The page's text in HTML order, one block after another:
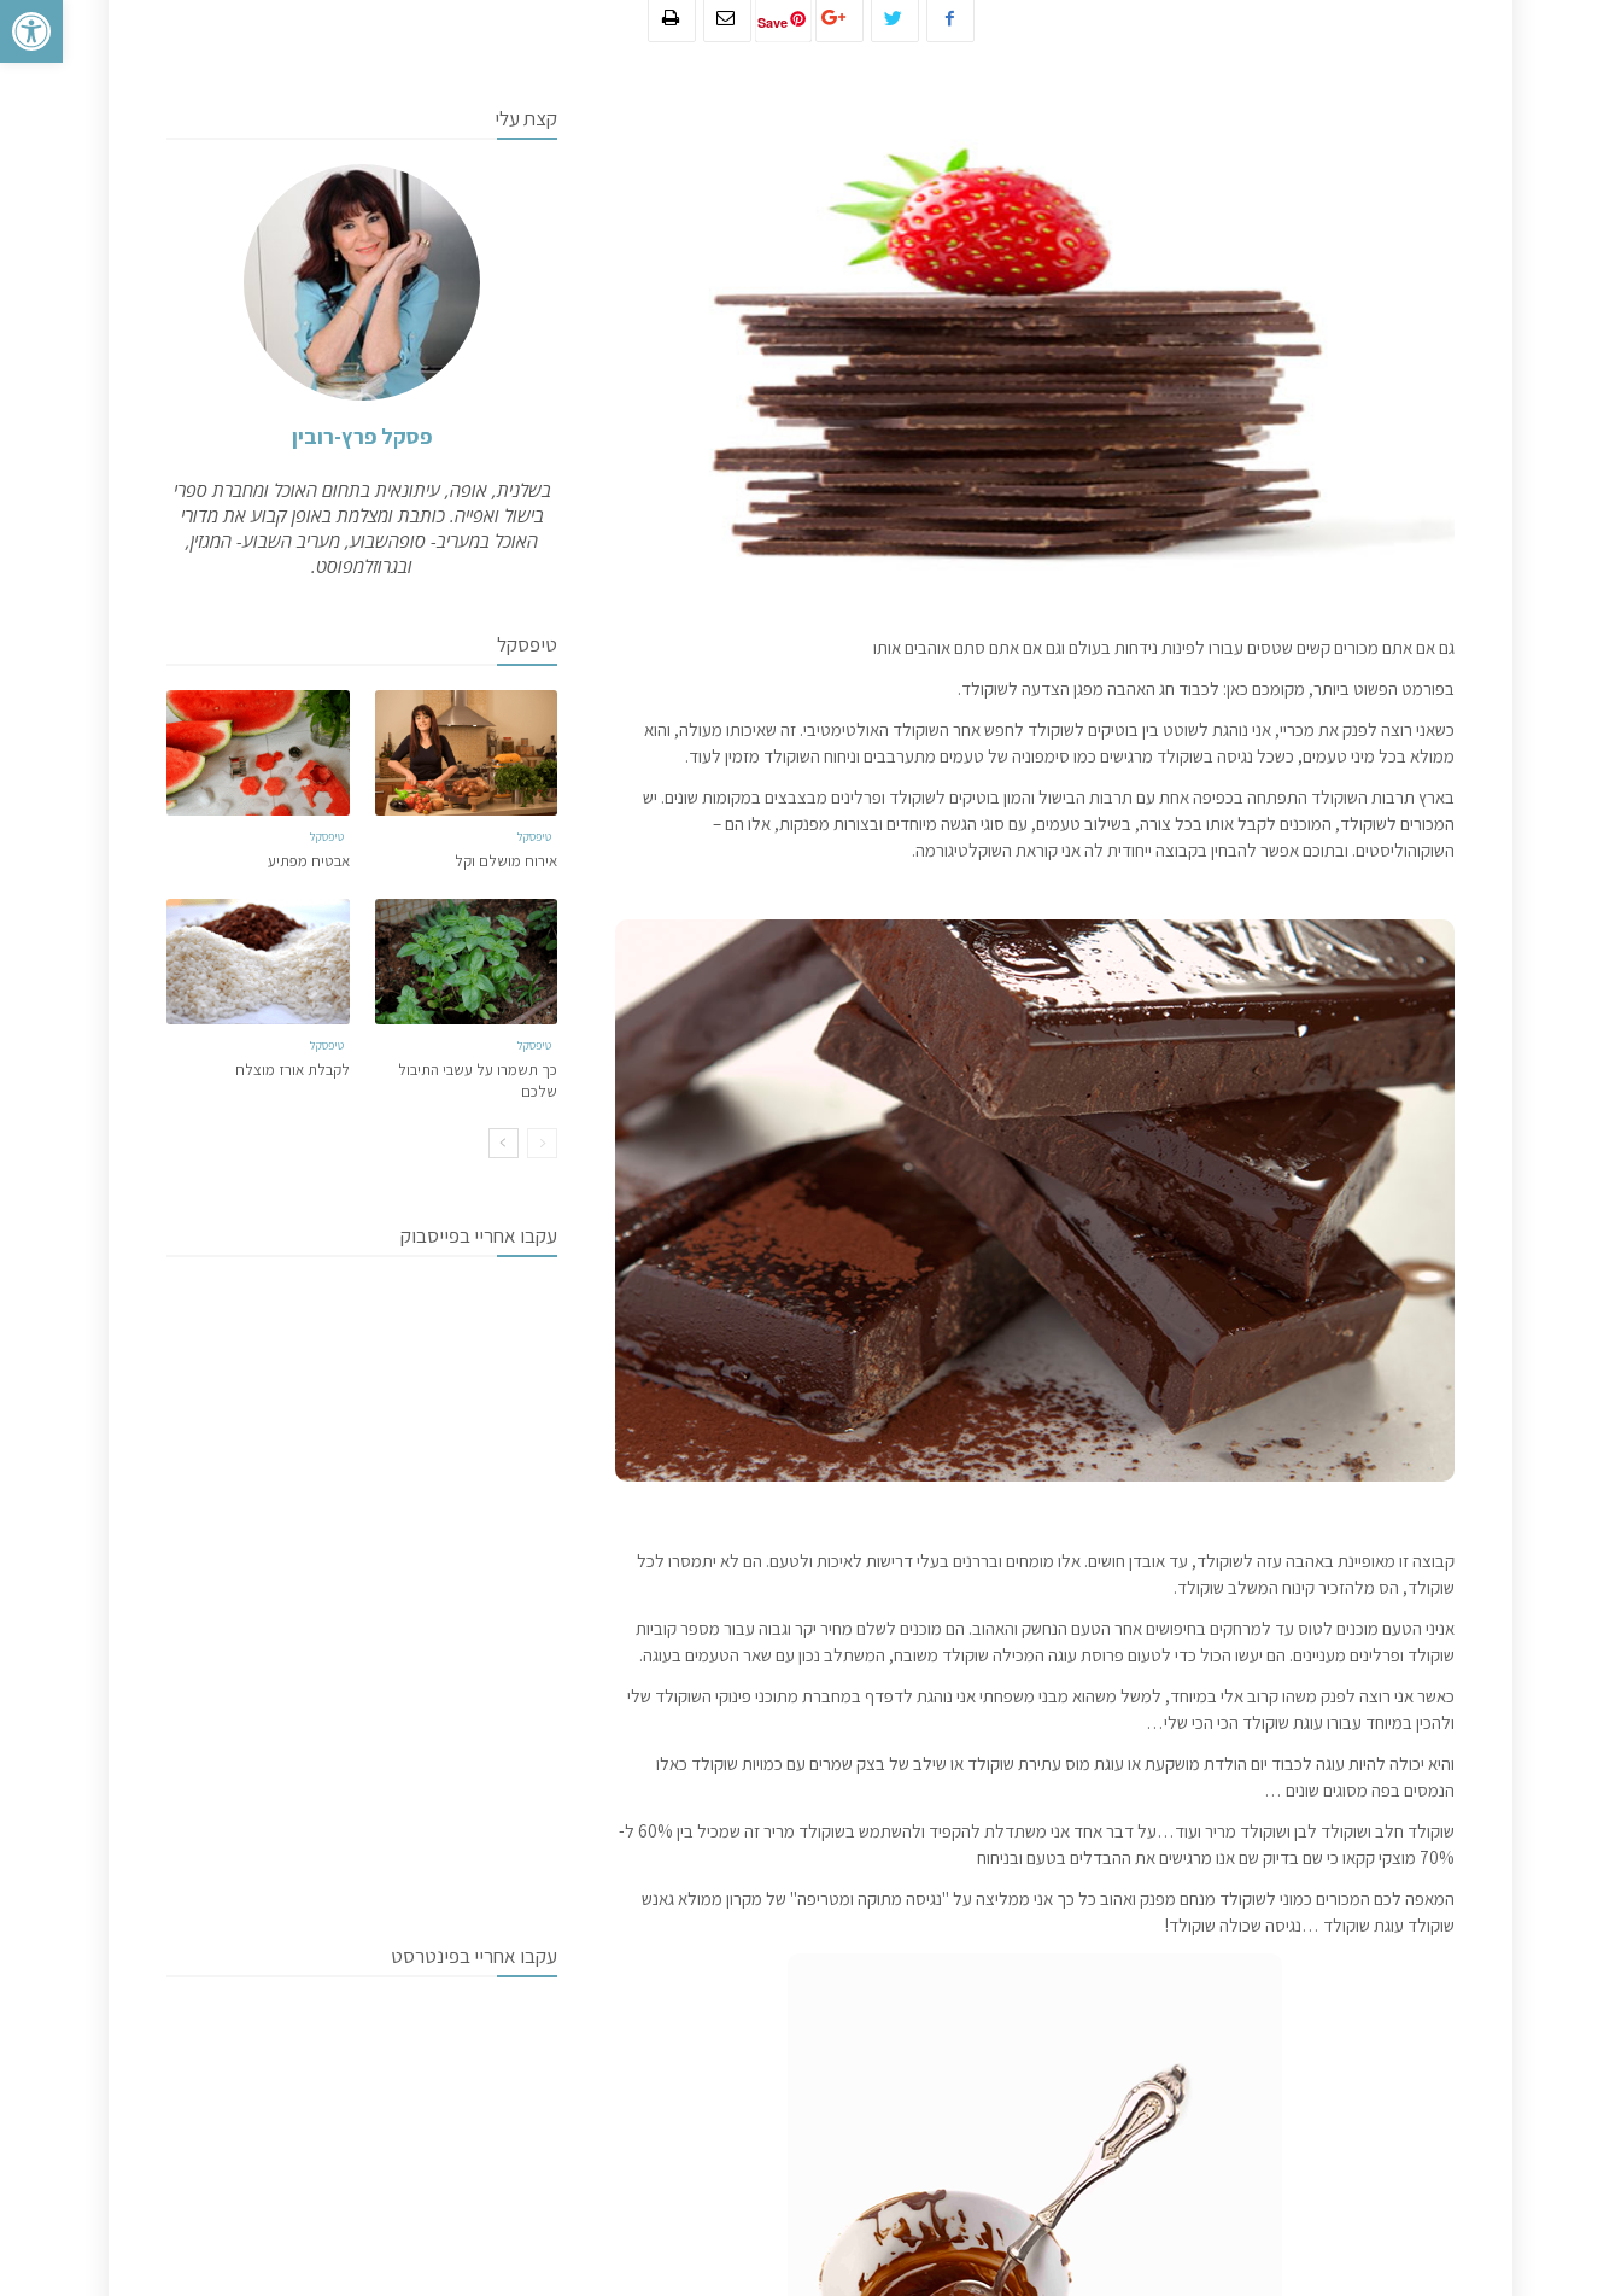
פתח Save
גם אם אתם מכורים קשים שטסים עבורו לפינות נידחות בעולם וגם אם אתם סתם אוהבים אותו
בפורמט הפשוט ביותר, מקומכם כאן: לכבוד חג האהבה מפגן הצדעה לשוקולד.
כשאני רוצה לפנק את מכריי, אני נוהגת לשוטט בין בוטיקים לשוקולד לחפש אחר השוקולד האולטימטיבי. זה שאיכותו מעולה, והוא
ממולא בכל מיני טעמים, כשכל נגיסה בשוקולד מרגישים כמו סימפוניה של טעמים מתערבבים וניחוח השוקולד מזמין לעוד.
בארץ תרבות השוקולד התפתחה בכפיפה אחת עם תרבות הבישול והמון בוטיקים לשוקולד ופרלינים מבצבצים במקומות שונים. יש
המכורים לשוקולד, המוכנים לקבל אותו בכל צורה, בשילוב טעמים, עם סוגי הגשה מיוחדים ובצורות מפנקות, אלו הם –
השוקוהוליסטים. ובתוכם אפשר להבחין בקבוצה ייחודית לה אני קוראת השוקלטיגורמה.
קבוצה זו מאופיינת באהבה עזה לשוקולד, עד אובדן חושים. אלו מומחים ובררנים בעלי דרישות לאיכות ולטעם. הם לא יתמסרו לכל
שוקולד, הס מלהזכיר קינוח המשלב שוקולד.
אניני הטעם מוכנים לטוס עד למרחקים בחיפושים אחר הטעם הנחשק והאהוב. הם מוכנים לשלם מחיר יקר וגבוה עבור מספר קוביות
שוקולד ופרלינים מעניינים. הם יעשו הכול כדי לטעום פרוסת עוגה המכילה שוקולד משובח, המשתלב נכון עם שאר הטעמים בעוגה.
כאשר אני רוצה לפנק משהו קרוב אלי במיוחד, למשל משהוא מבני משפחתי אני נוהגת לדפדף במחברת מתוכני פינוקי השוקולד שלי
ולהכין במיוחד עבורו עוגת שוקולד הכי הכי שלי…
והיא יכולה להיות עוגה לכבוד יום הולדת מושקעת או עוגת מוס עתירת שוקולד או שילב של בצק שמרים עם כמויות שוקולד כאלו
הנמסים בפה מסוגים שונים …
שוקולד חלב ושוקולד לבן ושוקולד מריר ועוד…על דבר אחד אני משתדלת להקפיד ולהשתמש בשוקולד מריר זה שמכיל בין 60% ל-
70% מוצקי קקאו כי שם בדיוק שם אנו מרגישים את ההבדלים בטעם ובניחוח
המאפה לכם המכורים כמוני לשוקולד מנחם מפנק ואהוב כל כך אני ממליצה על "נגיסה מתוקה ומטריפה" של מקרון ממולא גאנש
שוקולד עוגת שוקולד …נגיסה שכולה שוקולד!
קצת עלי
פסקל פרץ-רובין
בשלנית, אופה, עיתונאית בתחום האוכל ומחברת ספרי
בישול ואפייה. כותבת ומצלמת באופן קבוע את מדורי
האוכל במעריב- סופהשבוע, מעריב השבוע- המגזין,
ובגרוזלמפוסט.
טיפסקל
טיפסקל
אירוח מושלם וקל
טיפסקל
אבטיח מפתיע
טיפסקל
כך תשמרו על עשבי התיבול
שלכם
טיפסקל
לקבלת אורז מוצלח
עקבו אחריי בפייסבוק
עקבו אחריי בפינטרסט